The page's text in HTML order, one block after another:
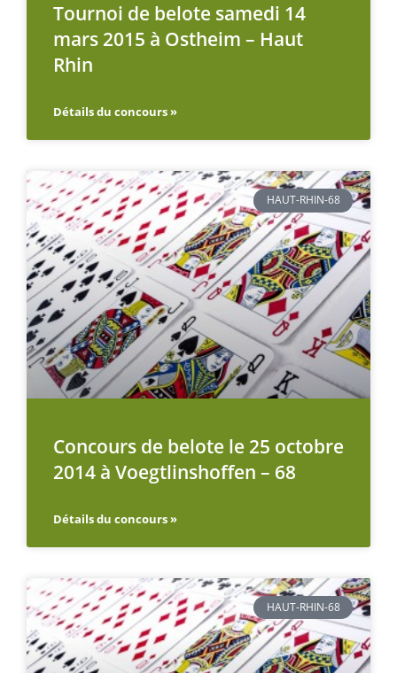
Tournoi de belote samedi 14
mars 2015 à Ostheim – Haut
Rhin
Détails du concours »
HAUT-RHIN-68
Concours de belote le 25 octobre
2014 à Voegtlinshoffen – 68
Détails du concours »
HAUT-RHIN-68